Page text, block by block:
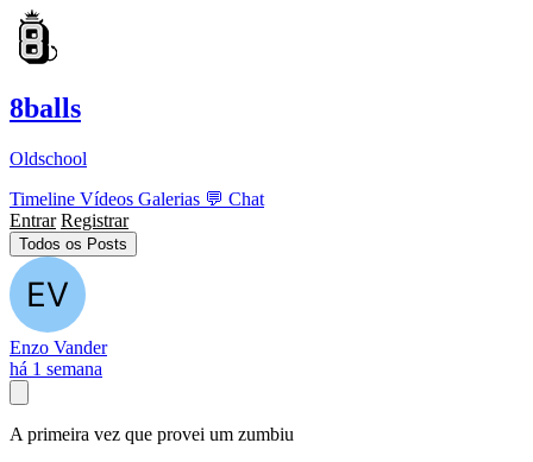
8balls
Oldschool
Timeline Vídeos Galerias 💬 Chat
Entrar Registrar
Todos os Posts
Enzo Vander
há 1 semana
A primeira vez que provei um zumbiu